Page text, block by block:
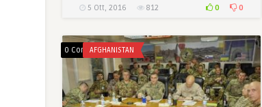
5 Ott, 2016 812 0 0
0 CommentsAFGHANISTAN